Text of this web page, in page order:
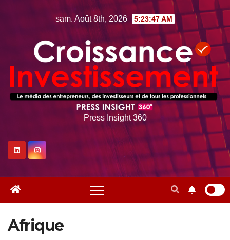
sam. Août 8th, 2026 5:23:49 AM
Press Insight 360
Afrique